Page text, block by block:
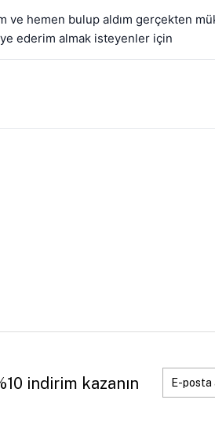
ve hemen bulup aldım gerçekten
ederim almak isteyenler için
indirim kazanın